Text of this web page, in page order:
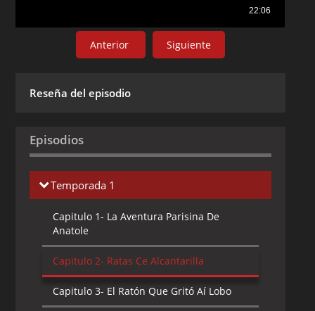
Anterior Siguiente
Reseña del episodio
Episodios
Temporada 1
Capitulo 1- La Aventura Parisina De
Anatole
Capitulo 2- Ratas Ce Alcantarilla
Capitulo 3- El Ratón Que Gritó Aí Lobo